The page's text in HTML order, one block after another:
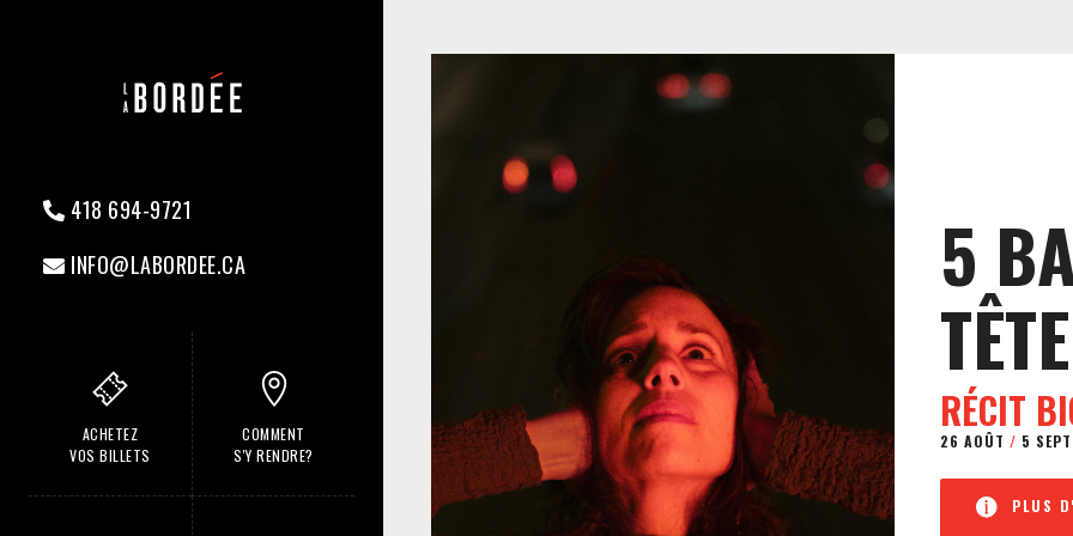
418 694-9721
INFO@LABORDEE.CA
ACHETEZ
VOS BILLETS
COMMENT
S'Y RENDRE?
5
TÊTE
RÉCIT
26 AOÛT / 5
PLUS